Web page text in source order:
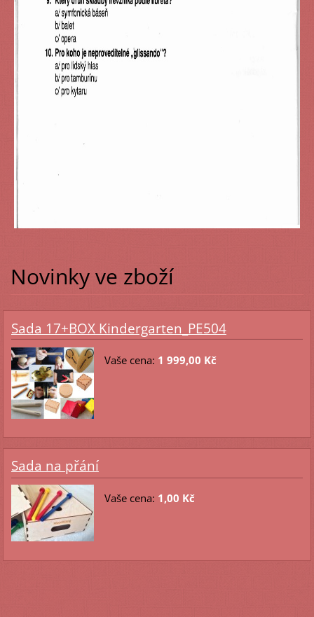
Novinky ve zboží
Sada 17+BOX Kindergarten_PE504
Vaše cena: 1 999,00 Kč
Sada na přání
Vaše cena: 1,00 Kč